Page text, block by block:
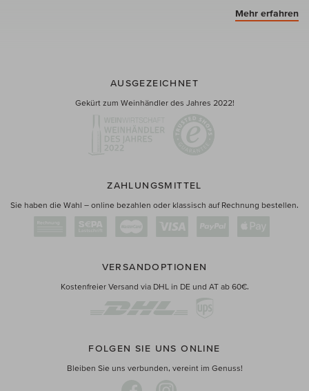
Mehr erfahren
AUSGEZEICHNET
Gekürt zum Weinhändler des Jahres 2022!
ZAHLUNGSMITTEL
Sie haben die Wahl – online bezahlen oder klassisch auf Rechnung bestellen.
VERSANDOPTIONEN
Kostenfreier Versand via DHL in DE und AT ab 60€.
FOLGEN SIE UNS ONLINE
Bleiben Sie uns verbunden, vereint im Genuss!